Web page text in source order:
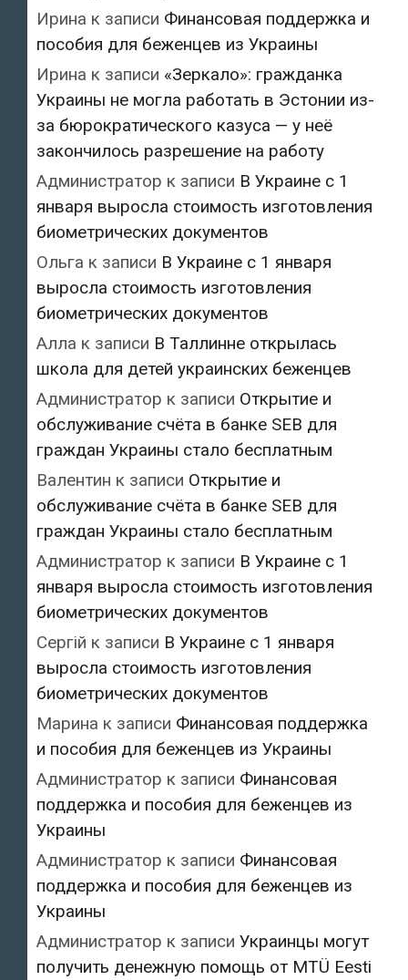
Ирина к записи Финансовая поддержка и
пособия для беженцев из Украины
Ирина к записи «Зеркало»: гражданка
Украины не могла работать в Эстонии из-
за бюрократического казуса — у неё
закончилось разрешение на работу
Администратор к записи В Украине с 1
января выросла стоимость изготовления
биометрических документов
Ольга к записи В Украине с 1 января
выросла стоимость изготовления
биометрических документов
Алла к записи В Таллинне открылась
школа для детей украинских беженцев
Администратор к записи Открытие и
обслуживание счёта в банке SEB для
граждан Украины стало бесплатным
Валентин к записи Открытие и
обслуживание счёта в банке SEB для
граждан Украины стало бесплатным
Администратор к записи В Украине с 1
января выросла стоимость изготовления
биометрических документов
Сергій к записи В Украине с 1 января
выросла стоимость изготовления
биометрических документов
Марина к записи Финансовая поддержка
и пособия для беженцев из Украины
Администратор к записи Финансовая
поддержка и пособия для беженцев из
Украины
Администратор к записи Финансовая
поддержка и пособия для беженцев из
Украины
Администратор к записи Украинцы могут
получить денежную помощь от MTÜ Eesti